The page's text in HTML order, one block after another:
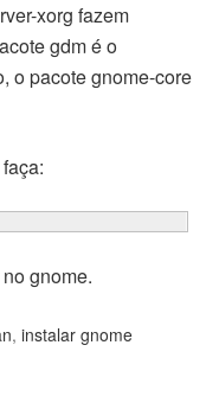
xorg fazem
gdm é o
o pacote gnome-core
gnome.
,instalar gnome